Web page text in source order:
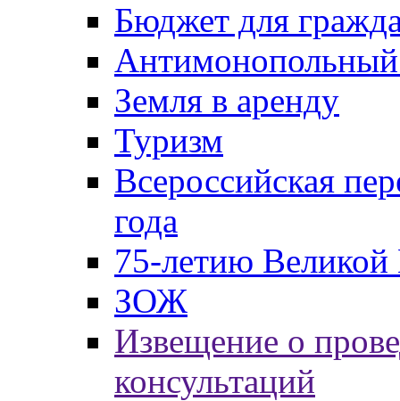
Бюджет для
Антимонопольный
Земля в аренду
Туризм
Всероссийская
года
75-летию
ЗОЖ
Извещение о
консультаций